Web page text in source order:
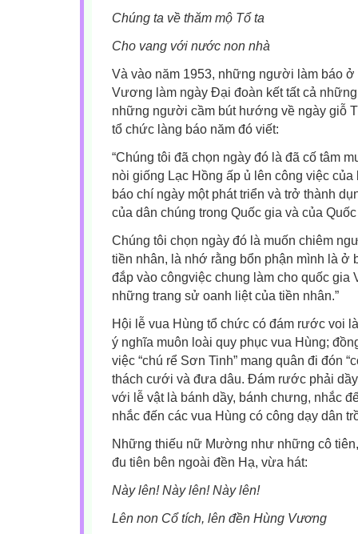
Chúng ta về thăm mộ Tổ ta
Cho vang với nước non nhà
Và vào năm 1953, những người làm báo
Vương làm ngày Đại đoàn kết tất cả
những người cầm bút hướng về ngày giỗ
tổ chức làng báo năm đó viết:
“Chúng tôi đã chọn ngày đó là đã cố tâm
nòi giống Lạc Hồng ấp ủ lên công việc
báo chí ngày một phát triển và trở thành
của dân chúng trong Quốc gia và của
Chúng tôi chọn ngày đó là muốn chiêm
tiền nhân, là nhớ rằng bổn phận mình là ở
đắp vào côngviệc chung làm cho quốc
những trang sử oanh liệt của tiền nhân.”
Hội lễ vua Hùng tổ chức có đám rước voi
ý nghĩa muôn loài quy phục vua Hùng;
việc “chú rể Sơn Tinh” mang quân đi đón
thách cưới và đưa dâu. Đám rước phải
với lễ vật là bánh dầy, bánh chưng, nhắc
nhắc đến các vua Hùng có công dạy dân
Những thiếu nữ Mường như những cô
đu tiên bên ngoài đền Hạ, vừa hát:
Này lên! Này lên! Này lên!
Lên non Cổ tích, lên đền Hùng Vương